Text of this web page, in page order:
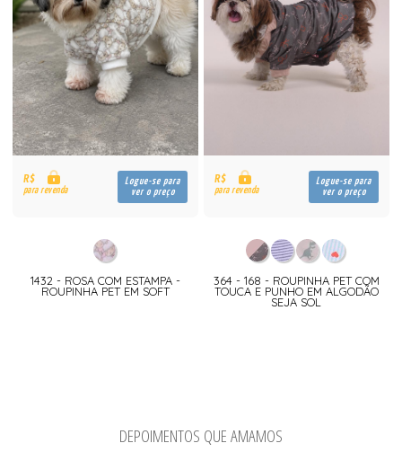
R$
para revenda
Logue-se para
ver o preço
1432 - ROSA COM ESTAMPA -
ROUPINHA PET EM SOFT
R$
para revenda
Logue-se para
ver o preço
364 - 168 - ROUPINHA PET COM
TOUCA E PUNHO EM ALGODÃO
SEJA SOL
DEPOIMENTOS QUE AMAMOS